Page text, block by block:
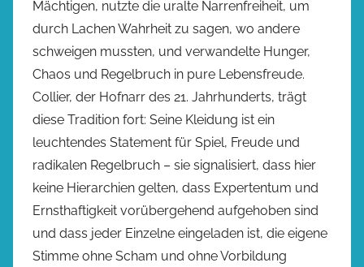
Mächtigen, nutzte die uralte Narrenfreiheit, um
durch Lachen Wahrheit zu sagen, wo andere
schweigen mussten, und verwandelte Hunger,
Chaos und Regelbruch in pure Lebensfreude.
Collier, der Hofnarr des 21. Jahrhunderts, trägt
diese Tradition fort: Seine Kleidung ist ein
leuchtendes Statement für Spiel, Freude und
radikalen Regelbruch – sie signalisiert, dass hier
keine Hierarchien gelten, dass Expertentum und
Ernsthaftigkeit vorübergehend aufgehoben sind
und dass jeder Einzelne eingeladen ist, die eigene
Stimme ohne Scham und ohne Vorbildung